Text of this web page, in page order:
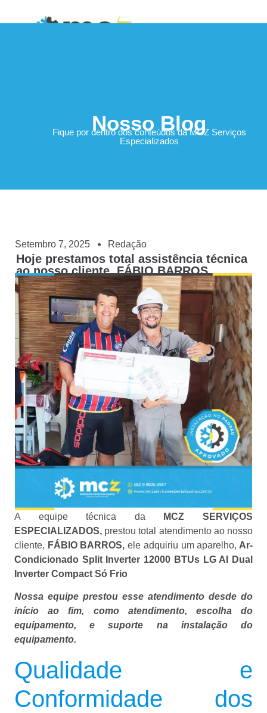
Nosso Blog
Fique por dentro dos conteúdos da MCZ Serviços
Especializados
Setembro 7, 2025 Redação
Hoje prestamos total assistência técnica
ao nosso cliente, FÁBIO BARROS
A equipe técnica da
MCZ SERVIÇOS
ESPECIALIZADOS, prestou total atendimento ao nosso
cliente, FÁBIO BARROS, ele adquiriu um aparelho, Ar-
Condicionado Split Inverter 12000 BTUs LG AI Dual
Inverter Compact Só Frio
Nossa equipe prestou esse atendimento desde do
início ao fim, como atendimento, escolha do
equipamento, e suporte na instalação do
equipamento.
Qualidade e
Conformidade dos